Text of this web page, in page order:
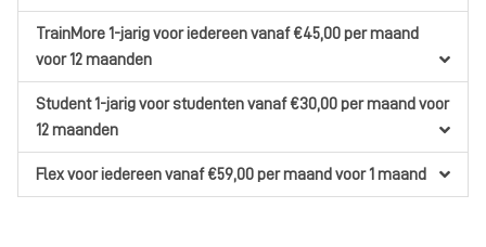
TrainMore 1-jarigvoor iedereenvanaf €45,00per maand
voor 12 maanden
Student 1-jarigvoor studentenvanaf €30,00per maand voor
12 maanden
Flexvoor iedereenvanaf €59,00per maand voor 1 maand